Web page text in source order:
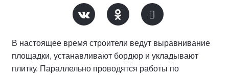
В настоящее время строители ведут выравнивание
площадки, устанавливают бордюр и укладывают
плитку. Параллельно проводятся работы по